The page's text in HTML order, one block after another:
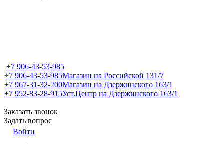
+7 906-43-53-985
+7 906-43-53-985Магазин на Российской 131/7
+7 967-31-32-200Магазин на Дзержинского 163/1
+7 952-83-28-915Уст.Центр на Дзержинского 163/1
Заказать звонок
Задать вопрос
Войти